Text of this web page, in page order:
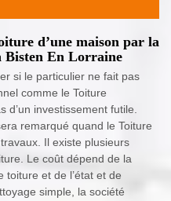
d’une maison par la
Bisten En Lorraine
si le particulier ne fait pas
comme le Toiture
d’un investissement futile.
remarqué quand le Toiture
Il existe plusieurs
Le coût dépend de la
et de l’état et de
simple, la société